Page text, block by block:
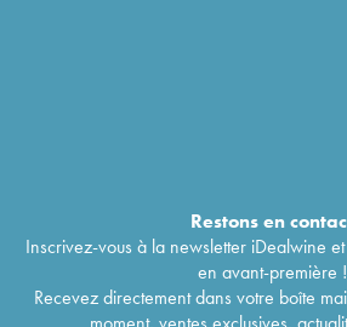
Restons en
Inscrivez-vous à la newsletter iDealwine
en avant-première !
Recevez directement dans votre boîte